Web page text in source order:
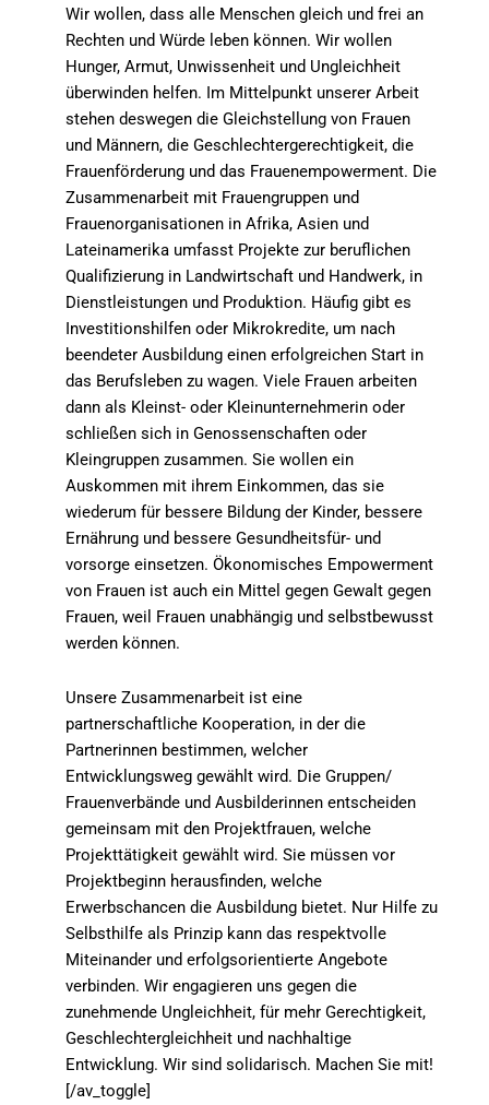
Wir wollen, dass alle Menschen gleich und frei an
Rechten und Würde leben können. Wir wollen
Hunger, Armut, Unwissenheit und Ungleichheit
überwinden helfen. Im Mittelpunkt unserer Arbeit
stehen deswegen die Gleichstellung von Frauen
und Männern, die Geschlechtergerechtigkeit, die
Frauenförderung und das Frauenempowerment. Die
Zusammenarbeit mit Frauengruppen und
Frauenorganisationen in Afrika, Asien und
Lateinamerika umfasst Projekte zur beruflichen
Qualifizierung in Landwirtschaft und Handwerk, in
Dienstleistungen und Produktion. Häufig gibt es
Investitionshilfen oder Mikrokredite, um nach
beendeter Ausbildung einen erfolgreichen Start in
das Berufsleben zu wagen. Viele Frauen arbeiten
dann als Kleinst- oder Kleinunternehmerin oder
schließen sich in Genossenschaften oder
Kleingruppen zusammen. Sie wollen ein
Auskommen mit ihrem Einkommen, das sie
wiederum für bessere Bildung der Kinder, bessere
Ernährung und bessere Gesundheitsfür- und
vorsorge einsetzen. Ökonomisches Empowerment
von Frauen ist auch ein Mittel gegen Gewalt gegen
Frauen, weil Frauen unabhängig und selbstbewusst
werden können.
Unsere Zusammenarbeit ist eine
partnerschaftliche Kooperation, in der die
Partnerinnen bestimmen, welcher
Entwicklungsweg gewählt wird. Die Gruppen/
Frauenverbände und Ausbilderinnen entscheiden
gemeinsam mit den Projektfrauen, welche
Projekttätigkeit gewählt wird. Sie müssen vor
Projektbeginn herausfinden, welche
Erwerbschancen die Ausbildung bietet. Nur Hilfe zu
Selbsthilfe als Prinzip kann das respektvolle
Miteinander und erfolgsorientierte Angebote
verbinden. Wir engagieren uns gegen die
zunehmende Ungleichheit, für mehr Gerechtigkeit,
Geschlechtergleichheit und nachhaltige
Entwicklung. Wir sind solidarisch. Machen Sie mit!
[/av_toggle]